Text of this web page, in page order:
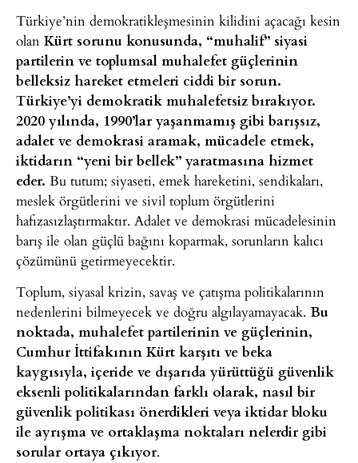
Türkiye’nin demokratikleşmesinin kilidini açacağı kesin
olan Kürt sorunu konusunda, “muhalif” siyasi
partilerin ve toplumsal muhalefet güçlerinin
belleksiz hareket etmeleri ciddi bir sorun.
Türkiye’yi demokratik muhalefetsiz bırakıyor.
2020 yılında, 1990’lar yaşanmamış gibi barışsız,
adalet ve demokrasi aramak, mücadele etmek,
iktidarın “yeni bir bellek” yaratmasına hizmet
eder. Bu tutum; siyaseti, emek hareketini, sendikaları,
meslek örgütlerini ve sivil toplum örgütlerini
hafızasızlaştırmaktır. Adalet ve demokrasi mücadelesinin
barış ile olan güçlü bağını koparmak, sorunların kalıcı
çözümünü getirmeyecektir.
Toplum, siyasal krizin, savaş ve çatışma politikalarının
nedenlerini bilmeyecek ve doğru algılayamayacak. Bu
noktada, muhalefet partilerinin ve güçlerinin,
Cumhur İttifakının Kürt karşıtı ve beka
kaygısıyla, içeride ve dışarıda yürüttüğü güvenlik
eksenli politikalarından farklı olarak, nasıl bir
güvenlik politikası önerdikleri veya iktidar bloku
ile ayrışma ve ortaklaşma noktaları nelerdir gibi
sorular ortaya çıkıyor.